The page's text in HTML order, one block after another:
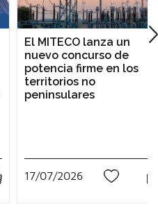
El MITECO lanza un
nuevo concurso de
potencia firme en los
territorios no
peninsulares
17/07/2026